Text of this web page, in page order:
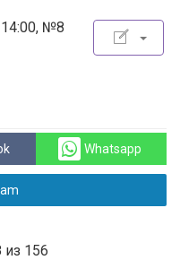
№8
Whatsapp
из 156